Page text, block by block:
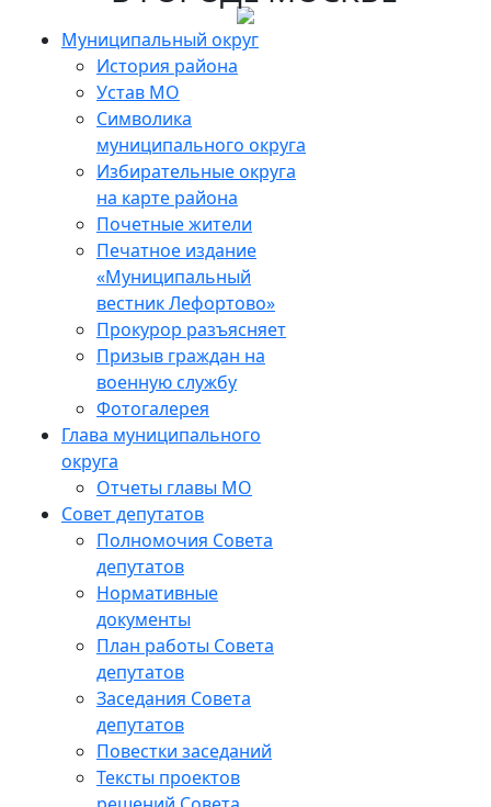
Муниципальный округ
История района
Устав МО
Символика
муниципального округа
Избирательные округа
на карте района
Почетные жители
Печатное издание
«Муниципальный
вестник Лефортово»
Прокурор разъясняет
Призыв граждан на
военную службу
Фотогалерея
Глава муниципального
округа
Отчеты главы МО
Совет депутатов
Полномочия Совета
депутатов
Нормативные
документы
План работы Совета
депутатов
Заседания Cовета
депутатов
Повестки заседаний
Тексты проектов